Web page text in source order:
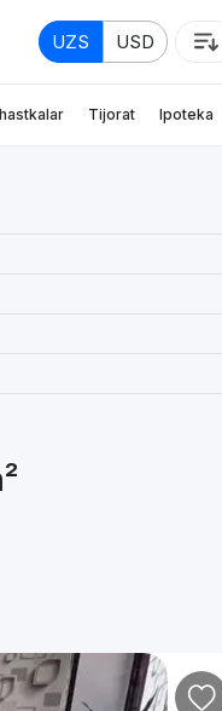
UZS USD
Tijorat Ipoteka